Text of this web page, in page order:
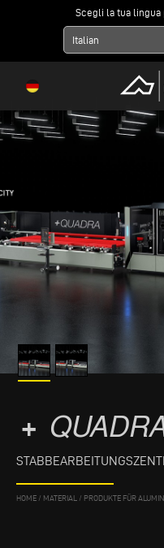
Scegli la tua
Italian
+
HOME / MATERIAL / PRODUKTE FÜR